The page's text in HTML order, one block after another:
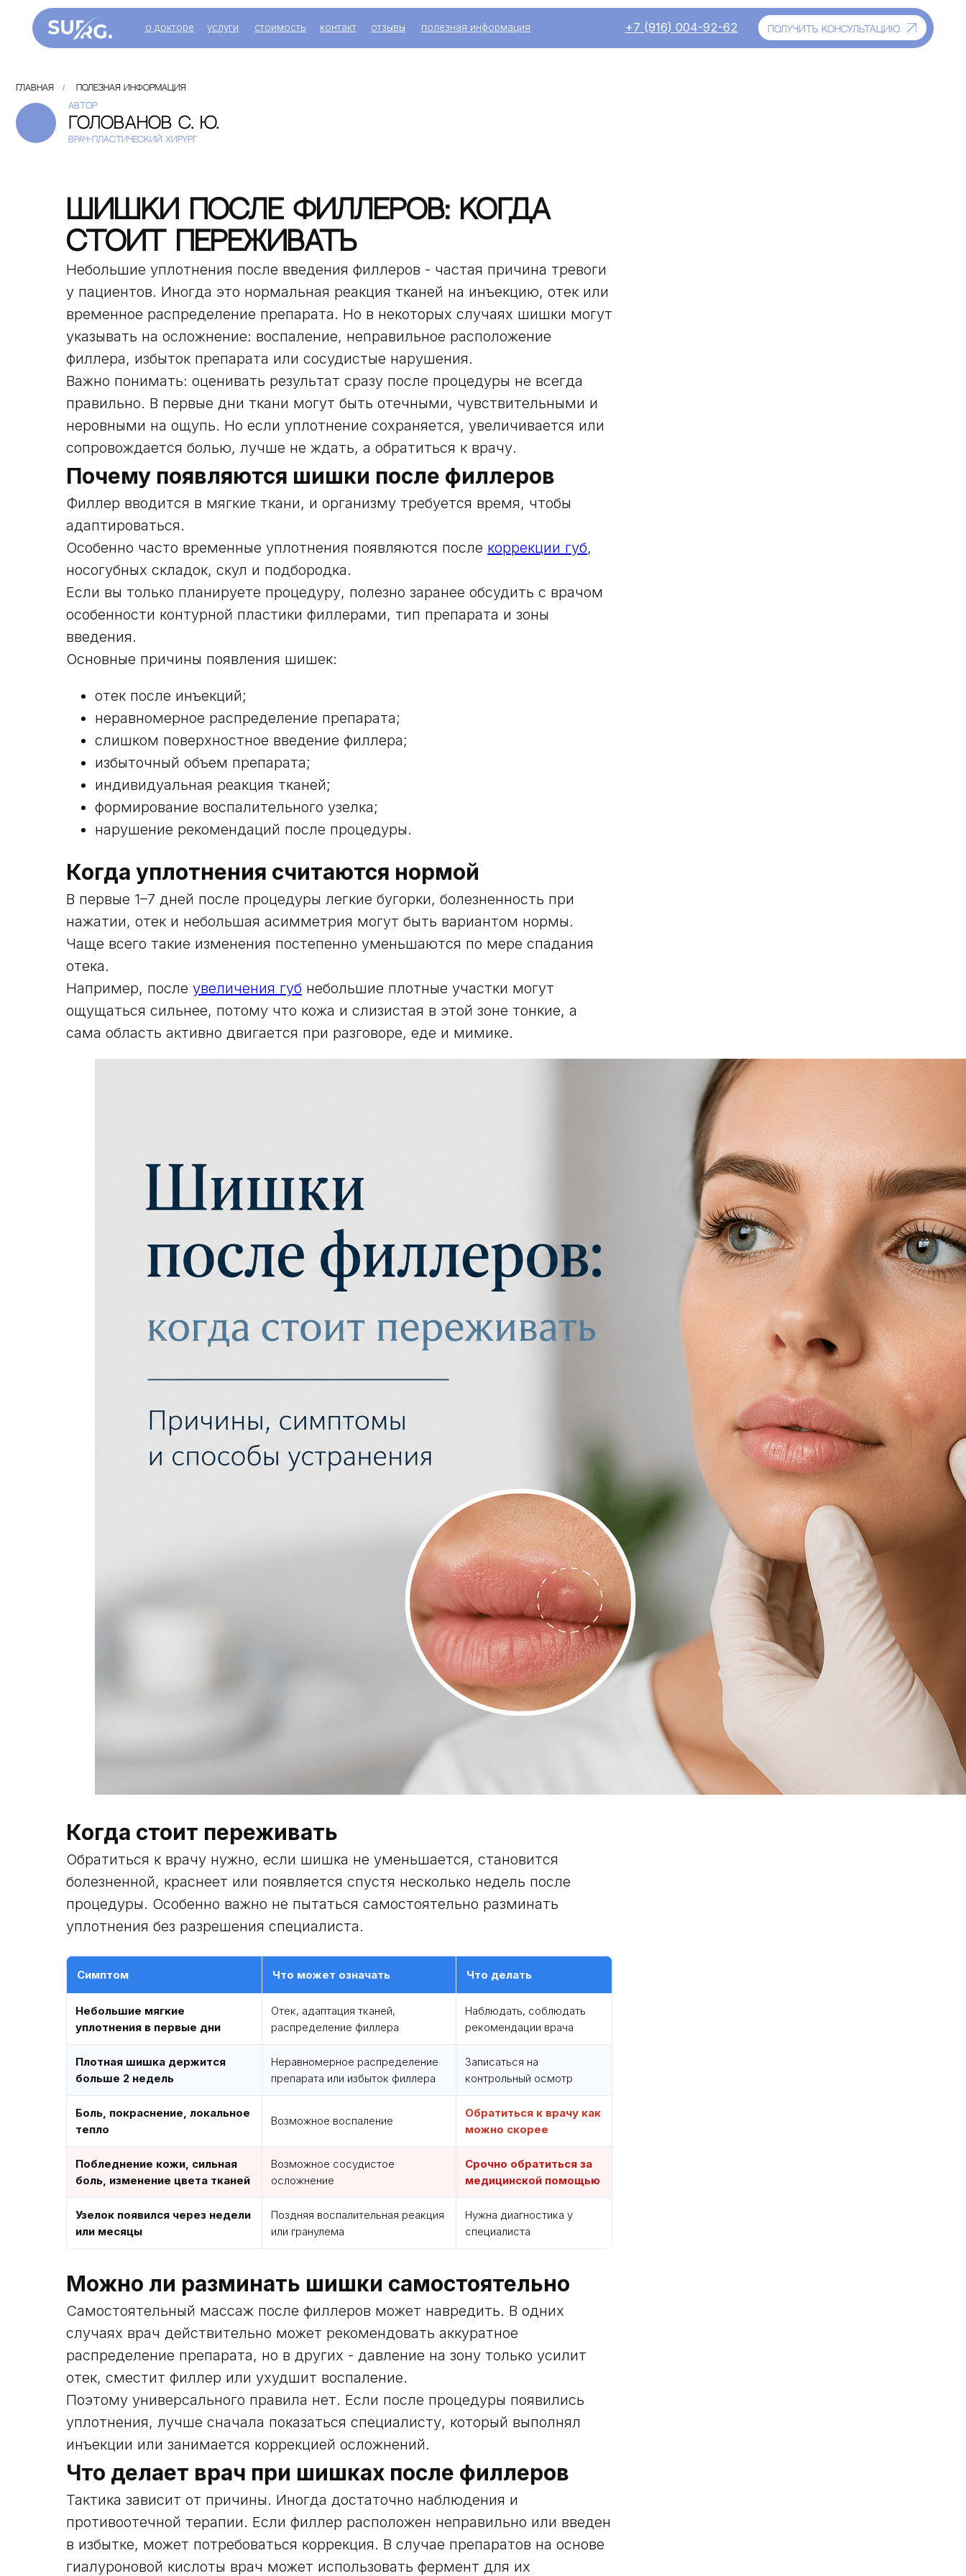
контакт отзывы полезная информация
стоимость
услуги
о докторе получить консультацию
+7 (916) 004-92-62
врач-пластический хирург
Голованов с. ю.
Шишки после филлеров: когда
стоит переживать
Небольшие уплотнения после введения филлеров - частая причина тревоги
у пациентов. Иногда это нормальная реакция тканей на инъекцию, отек или
временное распределение препарата. Но в некоторых случаях шишки могут
указывать на осложнение: воспаление, неправильное расположение
филлера, избыток препарата или сосудистые нарушения.
Важно понимать: оценивать результат сразу после процедуры не всегда
правильно. В первые дни ткани могут быть отечными, чувствительными и
неровными на ощупь. Но если уплотнение сохраняется, увеличивается или
сопровождается болью, лучше не ждать, а обратиться к врачу.
Почему появляются шишки после филлеров
Филлер вводится в мягкие ткани, и организму требуется время, чтобы
адаптироваться.
Особенно часто временные уплотнения появляются после коррекции губ,
носогубных складок, скул и подбородка.
Если вы только планируете процедуру, полезно заранее обсудить с врачом
особенности контурной пластики филлерами, тип препарата и зоны
введения.
Основные причины появления шишек:
отек после инъекций;
неравномерное распределение препарата;
слишком поверхностное введение филлера;
избыточный объем препарата;
индивидуальная реакция тканей;
формирование воспалительного узелка;
нарушение рекомендаций после процедуры.
Когда уплотнения считаются нормой
В первые 1–7 дней после процедуры легкие бугорки, болезненность при
нажатии, отек и небольшая асимметрия могут быть вариантом нормы.
Чаще всего такие изменения постепенно уменьшаются по мере спадания
отека.
Например, после увеличения губ небольшие плотные участки могут
ощущаться сильнее, потому что кожа и слизистая в этой зоне тонкие, а
сама область активно двигается при разговоре, еде и мимике.
Когда стоит переживать
Обратиться к врачу нужно, если шишка не уменьшается, становится
болезненной, краснеет или появляется спустя несколько недель после
процедуры. Особенно важно не пытаться самостоятельно разминать
уплотнения без разрешения специалиста.
Симптом Что может означать Что делать
Небольшие мягкие
уплотнения в первые дни
Отек, адаптация тканей,
распределение филлера
Наблюдать, соблюдать
рекомендации врача
Плотная шишка держится
больше 2 недель
Неравномерное распределение
препарата или избыток филлера
Записаться на
контрольный осмотр
Боль, покраснение, локальное
тепло
Возможное воспаление
Обратиться к врачу как
можно скорее
Побледнение кожи, сильная
боль, изменение цвета тканей
Возможное сосудистое
осложнение
Срочно обратиться за
медицинской помощью
Узелок появился через недели
или месяцы
Поздняя воспалительная реакция
или гранулема
Нужна диагностика у
специалиста
Можно ли разминать шишки самостоятельно
Самостоятельный массаж после филлеров может навредить. В одних
случаях врач действительно может рекомендовать аккуратное
распределение препарата, но в других - давление на зону только усилит
отек, сместит филлер или ухудшит воспаление.
Поэтому универсального правила нет. Если после процедуры появились
уплотнения, лучше сначала показаться специалисту, который выполнял
инъекции или занимается коррекцией осложнений.
Что делает врач при шишках после филлеров
Тактика зависит от причины. Иногда достаточно наблюдения и
противоотечной терапии. Если филлер расположен неправильно или введен
в избытке, может потребоваться коррекция. В случае препаратов на основе
гиалуроновой кислоты врач может использовать фермент для их